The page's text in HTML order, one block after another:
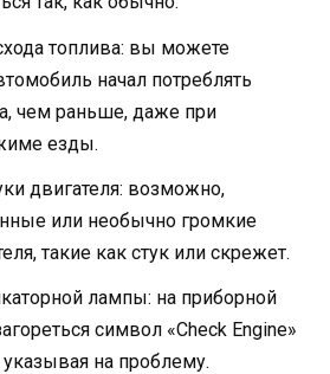
топлива: вы можете
начал потреблять
чем раньше, даже при
езды.
двигателя: возможно,
или необычно громкие
такие как стук или скрежет.
лампы: на приборной
символ «Check Engine»
на проблему.